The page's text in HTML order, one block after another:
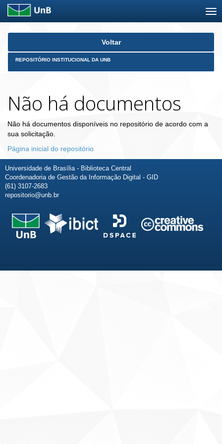
Skip
Voltar
REPOSITÓRIO INSTITUCIONAL DA UNB
Não há documentos
Não há documentos disponíveis no repositório de acordo com a
sua solicitação.
Página inicial do repositório
Universidade de Brasília - Biblioteca Central
Coordenadoria de Gestão da Informação Digital - GID
(61) 3107-2683
repositorio@unb.br